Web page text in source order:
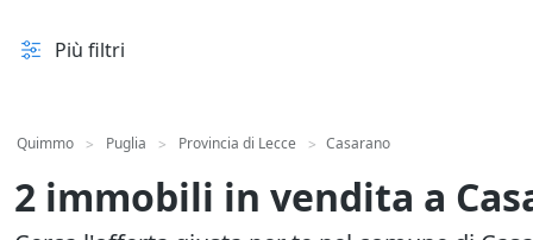
Più filtri
Quimmo > Puglia > Provincia di Lecce > Casarano
2 immobili in vendita a